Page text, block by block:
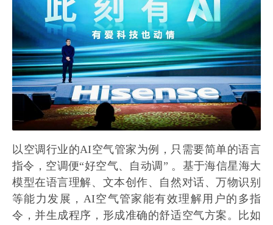
以空调行业的AI空气管家为例，只需要简单的语言
指令，空调便“好空气、自动调” 。基于海信星海大
模型在语言理解、文本创作、自然对话、万物识别
等能力发展，AI空气管家能有效理解用户的多指
令，并生成程序，形成准确的舒适空气方案。比如